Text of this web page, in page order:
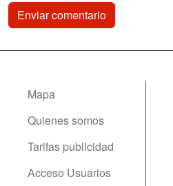
Mapa
Quienes somos
Tarifas publicidad
Acceso Usuarios